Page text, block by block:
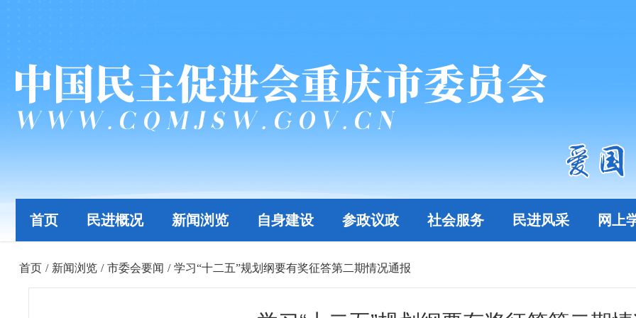
首页 民进概况 新闻浏览 自身建设 参政议政 社会服务 民进风采 网上
首页 / 新闻浏览 / 市委会要闻 / 学习“十二五”规划纲要有奖征答第二期情况通报